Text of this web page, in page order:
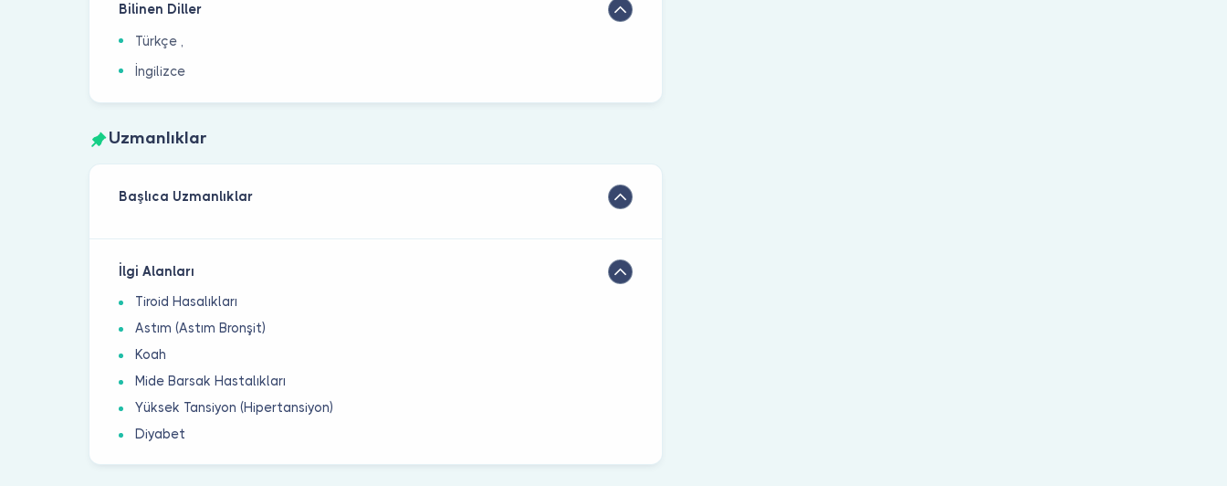
Bilinen Diller
Türkçe ,
İngilizce
Uzmanlıklar
Başlıca Uzmanlıklar
İlgi Alanları
Tiroid Hasalıkları
Astım (Astım Bronşit)
Koah
Mide Barsak Hastalıkları
Yüksek Tansiyon (Hipertansiyon)
Diyabet